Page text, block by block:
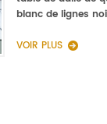
blanc de lignes
VOIR PLUS